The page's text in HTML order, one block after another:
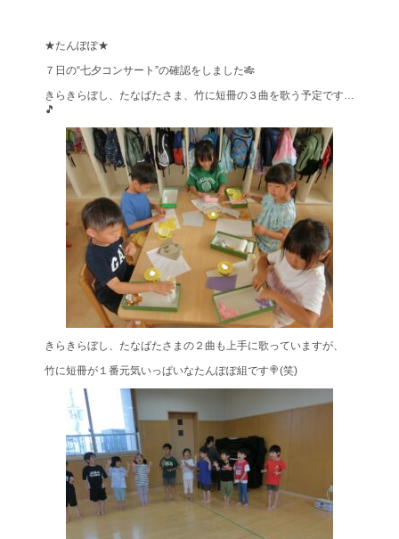
★たんぽぽ★
７日の“七夕コンサート”の確認をしました🎋
きらきらぼし、たなばたさま、竹に短冊の３曲を歌う予定です…
🎵
きらきらぼし、たなばたさまの２曲も上手に歌っていますが、
竹に短冊が１番元気いっぱいなたんぽぽ組です🍭(笑)